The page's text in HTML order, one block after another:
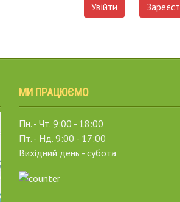
Увійти
МИ ПРАЦЮЄМО
Пн. - Чт. 9:00 - 18:00
Пт. - Нд. 9:00 - 17:00
Вихідний день - субота